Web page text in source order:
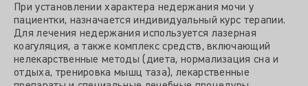
При установлении характера недержания мочи у
пациентки, назначается индивидуальный курс терапии.
Для лечения недержания используется лазерная
коагуляция, а также комплекс средств, включающий
нелекарственные методы (диета, нормализация сна и
отдыха, тренировка мышц таза), лекарственные